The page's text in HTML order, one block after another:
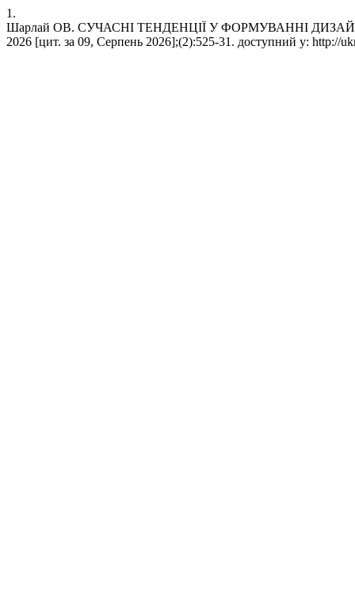
1.
Шарлай ОВ. СУЧАСНІ ТЕНДЕНЦІЇ У ФОРМУВАННІ
2026 [цит. за 09, Серпень 2026];(2):525-31. доступний у: http://